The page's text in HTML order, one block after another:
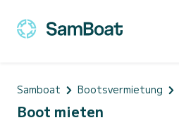
Samboat Bootsvermietung
Boot mieten